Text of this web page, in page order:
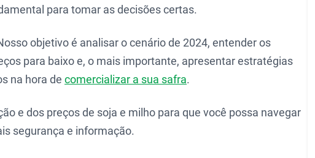
para tomar as decisões certas.
objetivo é analisar o cenário de 2024, entender os
para baixo e, o mais importante, apresentar estratégias
na hora de comercializar a sua safra.
e dos preços de soja e milho para que você possa navegar
segurança e informação.